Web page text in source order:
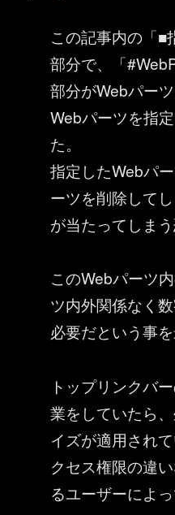
この記事内の「■
部分で、「
部分がWebパー
Webパーツを指
た。
指定したWebパ
ーツを削除して
が当たってしま
このWebパーツ
ツ内外関係なく
必要だという事
トップリンクバ
業をしていたら
イズが適用され
クセス権限の違
るユーザーによ